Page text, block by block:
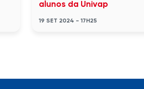
alunos da Univap
19 SET 2024 - 17H25